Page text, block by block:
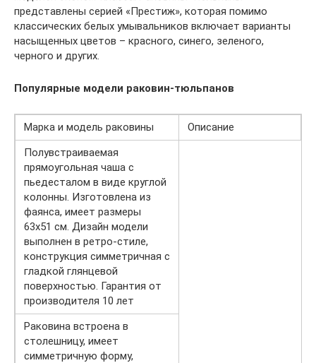
представлены серией «Престиж», которая помимо
классических белых умывальников включает варианты
насыщенных цветов – красного, синего, зеленого,
черного и других.
Популярные модели раковин-тюльпанов
Марка и модель раковины
Описание
Полувстраиваемая
прямоугольная чаша с
пьедесталом в виде круглой
колонны. Изготовлена из
фаянса, имеет размеры
63х51 см. Дизайн модели
выполнен в ретро-стиле,
конструкция симметричная с
гладкой глянцевой
поверхностью. Гарантия от
производителя 10 лет
Раковина встроена в
столешницу, имеет
симметричную форму,